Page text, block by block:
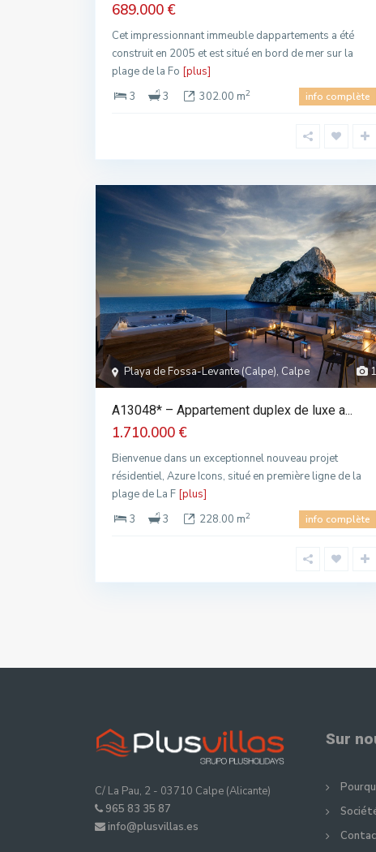
689.000 €
Cet impressionnant immeuble dappartements a été
construit en 2005 et est situé en bord de mer sur la
plage de la Fo [plus]
3
3 302.00 m2 info complète
1
Playa de Fossa-Levante (Calpe), Calpe
A13048* – Appartement duplex de luxe a...
1.710.000 €
Bienvenue dans un exceptionnel nouveau projet
résidentiel, Azure Icons, situé en première ligne de la
plage de La F [plus]
3
3 228.00 m2 info complète
C/ La Pau, 2 - 03710 Calpe (Alicante)
965 83 35 87
info@plusvillas.es
Sur